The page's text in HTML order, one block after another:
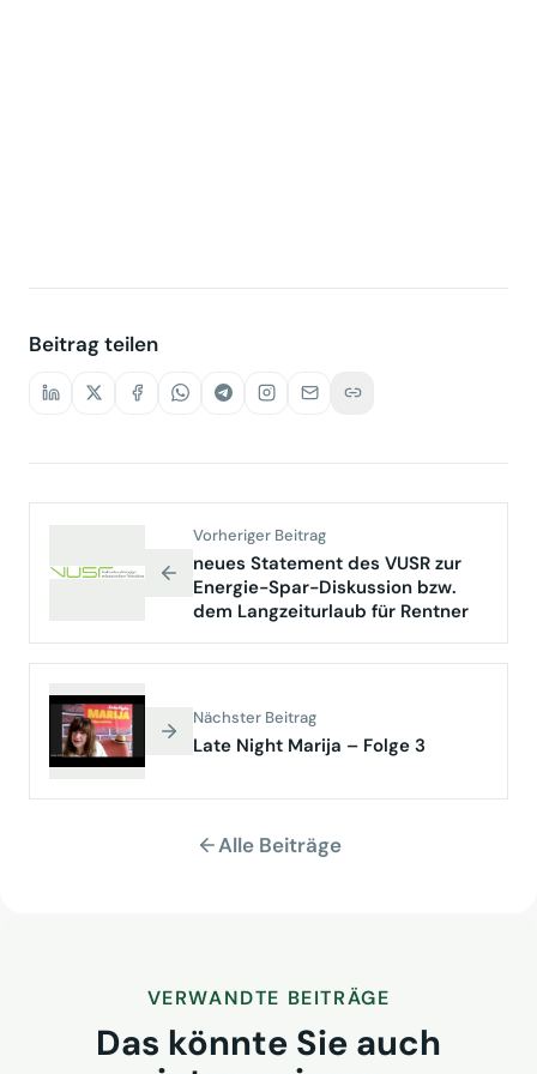
Beitrag teilen
Vorheriger Beitrag
neues Statement des VUSR zur
Energie-Spar-Diskussion bzw.
dem Langzeiturlaub für Rentner
Nächster Beitrag
Late Night Marija – Folge 3
Alle Beiträge
VERWANDTE BEITRÄGE
Das könnte Sie auch